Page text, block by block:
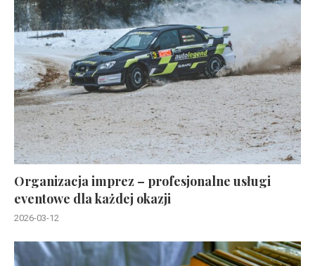
Organizacja imprez – profesjonalne usługi
eventowe dla każdej okazji
2026-03-12